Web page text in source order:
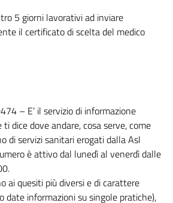
5 giorni lavorativi ad inviare
il certificato di scelta del medico
– E’ il servizio di informazione
dice dove andare, cosa serve, come
di servizi sanitari erogati dalla Asl
è attivo dal lunedì al venerdì dalle
ai quesiti più diversi e di carattere
date informazioni su singole pratiche),